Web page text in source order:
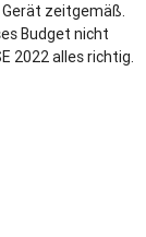
zeitgemäß.
Budget nicht
2022 alles richtig.